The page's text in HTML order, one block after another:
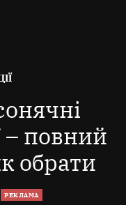
– повний
обрати
РЕКЛАМА